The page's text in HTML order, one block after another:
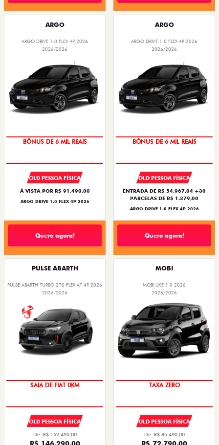
ARGO
ARGO DRIVE 1.0 FLEX 4P 2026
2026/2026
BÔNUS DE 6 MIL REAIS
OLD PESSOA FÍSICA
À VISTA POR R$ 91.490,00
ARGO DRIVE 1.0 FLEX 4P 2026
Quero agora!
ARGO
ARGO DRIVE 1.0 FLEX 4P 2026
2026/2026
BÔNUS DE 6 MIL REAIS
OLD PESSOA FÍSICA
ENTRADA DE R$ 54.967,04 +30
PARCELAS DE R$ 1.379,00
ARGO DRIVE 1.0 FLEX 4P 2026
Quero agora!
PULSE ABARTH
PULSE ABARTH TURBO 270 FLEX AT 4P 2026
2026/2026
SAIA DE FIAT 0KM
OLD PESSOA FÍSICA
De: R$ 162.490,00
MOBI
MOBI LIKE 1.0 2026
2026/2026
TAXA ZERO
OLD PESSOA FÍSICA
De: R$ 85.490,00